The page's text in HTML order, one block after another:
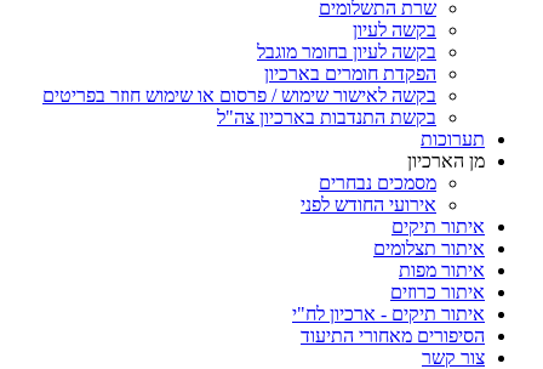
שרת התשלומים
בקשה לעיון
בקשה לעיון בחומר מוגבל
הפקדת חומרים בארכיון
בקשה לאישור שימוש / פרסום או שימוש חוזר בפריטים
בקשת התנדבות בארכיון צה"ל
תערוכות
מן הארכיון
מסמכים נבחרים
אירועי החודש לפני
איתור תיקים
איתור תצלומים
איתור מפות
איתור כרוזים
איתור תיקים - ארכיון לח"י
הסיפורים מאחורי התיעוד
צור קשר